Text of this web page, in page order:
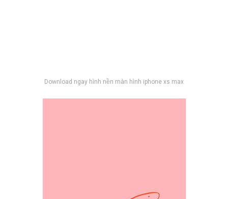
Download ngay hình nền màn hình iphone xs max